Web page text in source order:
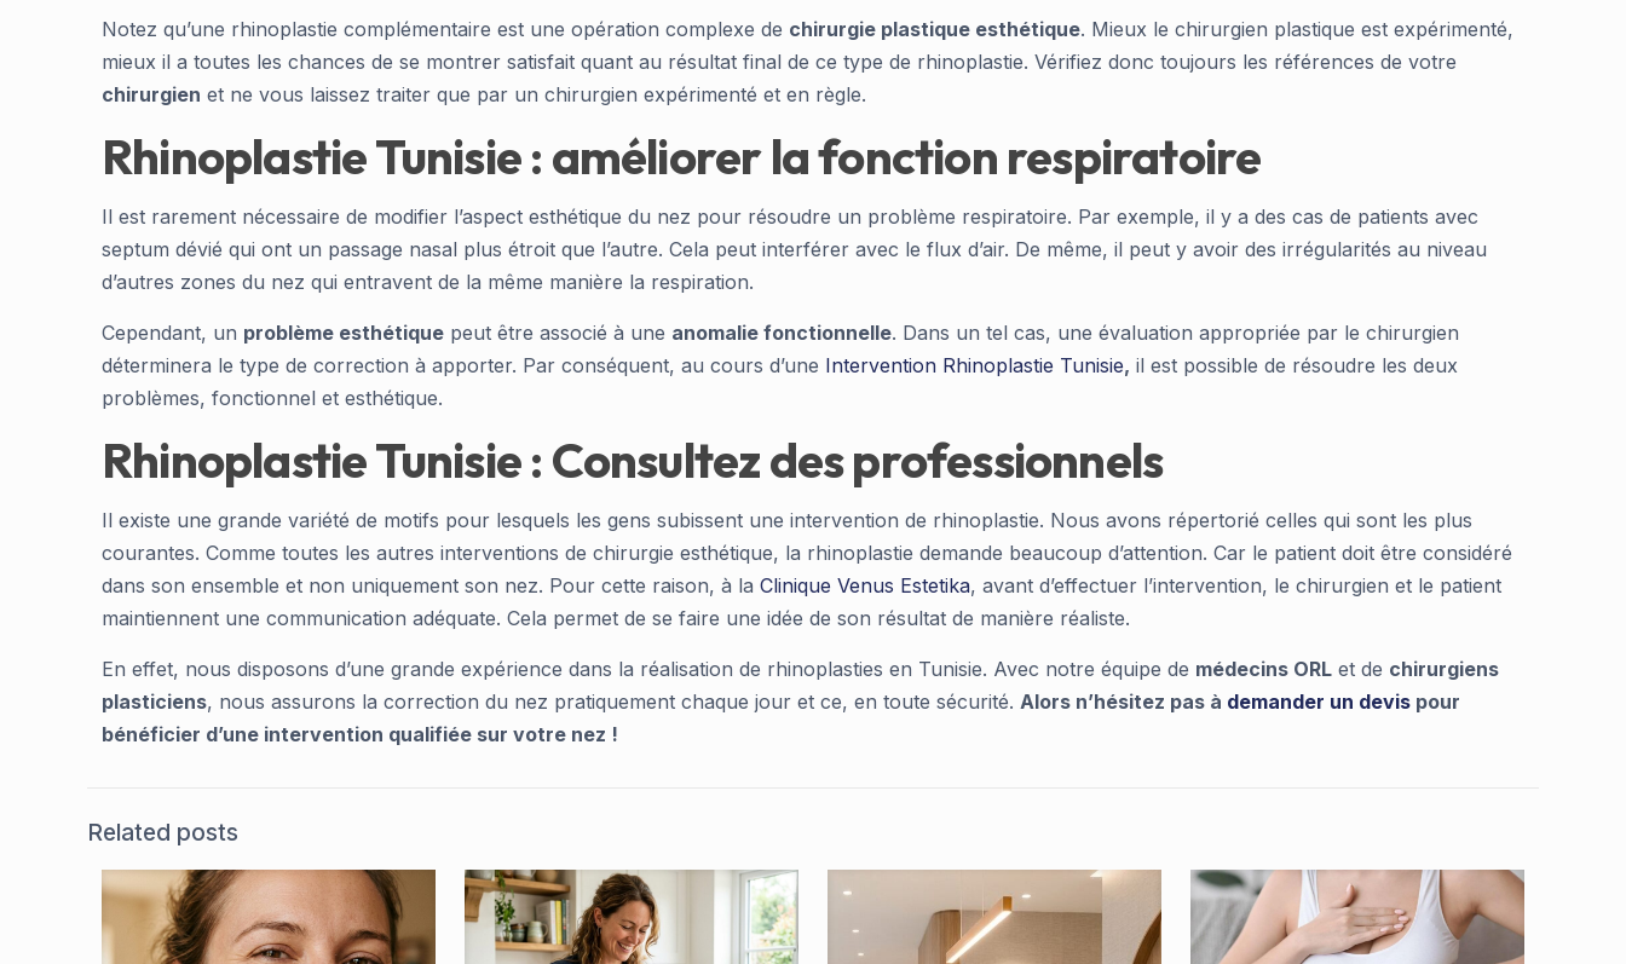
Notez qu’une rhinoplastie complémentaire est une opération complexe de chirurgie plastique esthétique. Mieux le chirurgien plastique est expérimenté,
mieux il a toutes les chances de se montrer satisfait quant au résultat final de ce type de rhinoplastie. Vérifiez donc toujours les références de votre
chirurgien et ne vous laissez traiter que par un chirurgien expérimenté et en règle.
Rhinoplastie Tunisie : améliorer la fonction respiratoire
Il est rarement nécessaire de modifier l’aspect esthétique du nez pour résoudre un problème respiratoire. Par exemple, il y a des cas de patients avec
septum dévié qui ont un passage nasal plus étroit que l’autre. Cela peut interférer avec le flux d’air. De même, il peut y avoir des irrégularités au niveau
d’autres zones du nez qui entravent de la même manière la respiration.
Cependant, un problème esthétique peut être associé à une anomalie fonctionnelle. Dans un tel cas, une évaluation appropriée par le chirurgien
déterminera le type de correction à apporter. Par conséquent, au cours d’une Intervention Rhinoplastie Tunisie, il est possible de résoudre les deux
problèmes, fonctionnel et esthétique.
Rhinoplastie Tunisie : Consultez des professionnels
Il existe une grande variété de motifs pour lesquels les gens subissent une intervention de rhinoplastie. Nous avons répertorié celles qui sont les plus
courantes. Comme toutes les autres interventions de chirurgie esthétique, la rhinoplastie demande beaucoup d’attention. Car le patient doit être considéré
dans son ensemble et non uniquement son nez. Pour cette raison, à la Clinique Venus Estetika, avant d’effectuer l’intervention, le chirurgien et le patient
maintiennent une communication adéquate. Cela permet de se faire une idée de son résultat de manière réaliste.
En effet, nous disposons d’une grande expérience dans la réalisation de rhinoplasties en Tunisie. Avec notre équipe de médecins ORL et de chirurgiens
plasticiens, nous assurons la correction du nez pratiquement chaque jour et ce, en toute sécurité. Alors n’hésitez pas à demander un devis pour
bénéficier d’une intervention qualifiée sur votre nez !
Related posts